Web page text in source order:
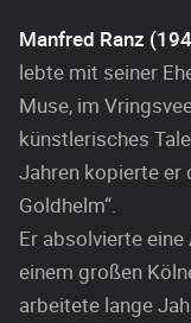
Manfred Ranz
lebte mit seiner
Muse, im
künstlerisches
Jahren kopierte er
Goldhelm“.
Er absolvierte
einem großen
arbeitete lange